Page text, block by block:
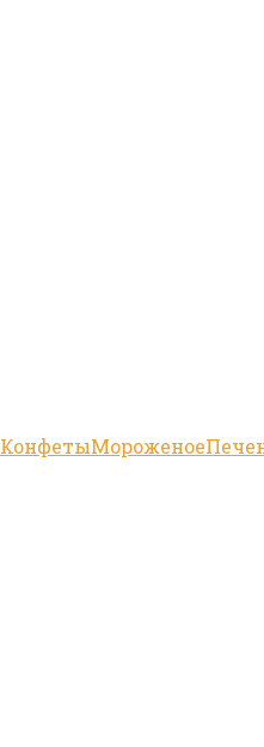
КонфетыМороженое